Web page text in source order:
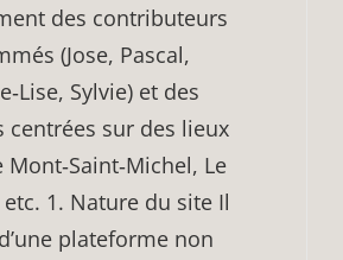
des contributeurs
(Jose, Pascal,
Sylvie) et des
centrées sur des lieux
Le
1. Nature du site Il
plateforme non